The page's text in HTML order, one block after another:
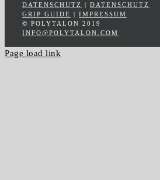
DATENSCHUTZ
DATENSCHUTZ
GRIP GUIDE
IMPRESSUM
© POLYTALON 2019
INFO@POLYTALON.COM
Page load link